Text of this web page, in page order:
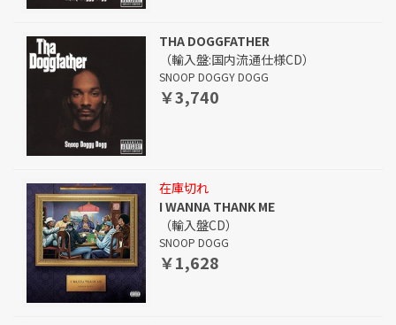
THA DOGGFATHER
（輸入盤:国内流通仕様CD）
SNOOP DOGGY DOGG
￥3,740
在庫切れ
I WANNA THANK ME
（輸入盤CD）
SNOOP DOGG
￥1,628